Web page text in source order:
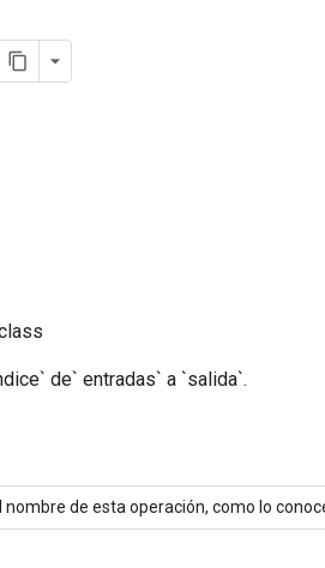
de` entradas` a `salida`.
nombre de esta operación, como lo